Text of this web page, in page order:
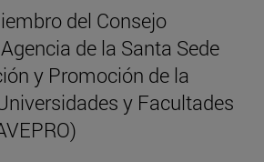
del Consejo
de la Santa Sede
y Promoción de la
y Facultades